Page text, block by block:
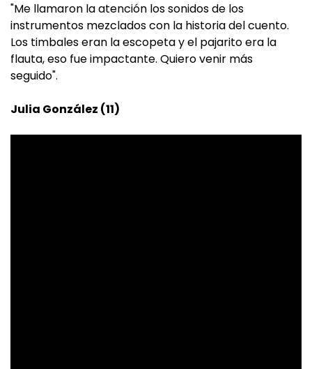
"Me llamaron la atención los sonidos de los
instrumentos mezclados con la historia del cuento.
Los timbales eran la escopeta y el pajarito era la
flauta, eso fue impactante. Quiero venir más
seguido".
Julia González (11)